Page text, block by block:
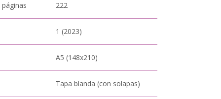
222
1 (2023)
A5 (148x210)
Tapa blanda (con solapas)